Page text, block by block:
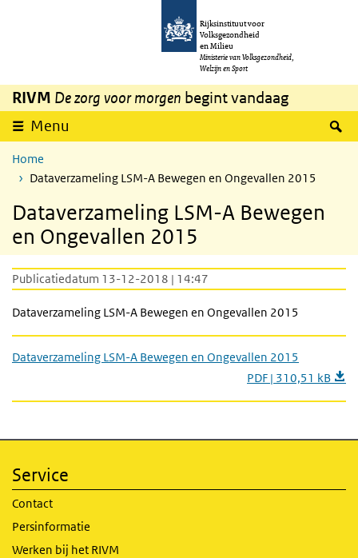
Overslaan en naar de inhoud gaan
Rijksinstituut voor
Volksgezondheid
en Milieu
Ministerie van Volksgezondheid,
Welzijn en Sport
RIVM De zorg voor morgen begint vandaag
Menu
Home
Dataverzameling LSM-A Bewegen en Ongevallen 2015
Dataverzameling LSM-A Bewegen
en Ongevallen 2015
Publicatiedatum 13-12-2018 | 14:47
Dataverzameling LSM-A Bewegen en Ongevallen 2015
Dataverzameling LSM-A Bewegen en Ongevallen 2015
PDF | 310,51 kB
Service
Contact
Persinformatie
Werken bij het RIVM